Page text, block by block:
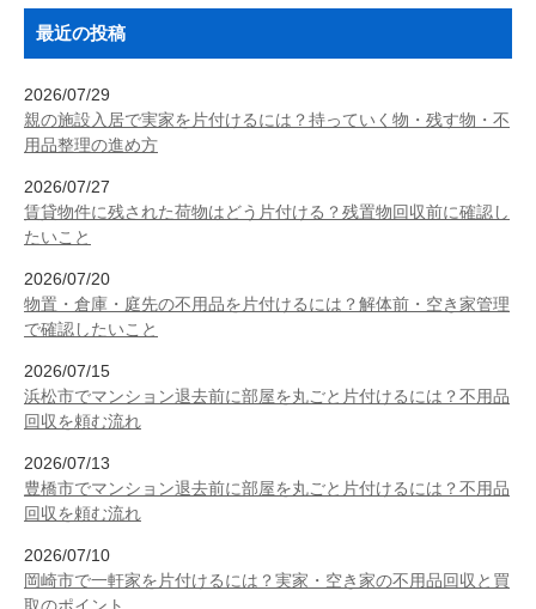
最近の投稿
2026/07/29
親の施設入居で実家を片付けるには？持っていく物・残す物・不
用品整理の進め方
2026/07/27
賃貸物件に残された荷物はどう片付ける？残置物回収前に確認し
たいこと
2026/07/20
物置・倉庫・庭先の不用品を片付けるには？解体前・空き家管理
で確認したいこと
2026/07/15
浜松市でマンション退去前に部屋を丸ごと片付けるには？不用品
回収を頼む流れ
2026/07/13
豊橋市でマンション退去前に部屋を丸ごと片付けるには？不用品
回収を頼む流れ
2026/07/10
岡崎市で一軒家を片付けるには？実家・空き家の不用品回収と買
取のポイント